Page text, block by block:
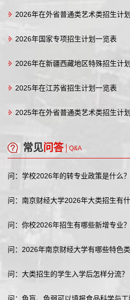
2026年在外省普通类艺术类招生计
2026年国家专项招生计划一览表
2026年在新疆西藏地区特殊招生计
2025年在江苏省招生计划一览表
2025年在外省普通类艺术类招生计
常见问答 Q&A
问：学校2026年的转专业政策是什么？
问：南京财经大学2026年大类招生有什
问：你校2026年招生有哪些新增专业？
问：2026年南京财经大学有哪些特色类
问：大类招生的学生入学后怎样分流？